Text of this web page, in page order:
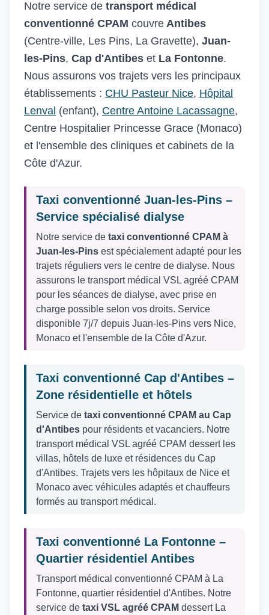
Notre service de transport médical
conventionné CPAM couvre Antibes
(Centre-ville, Les Pins, La Gravette), Juan-
les-Pins, Cap d'Antibes et La Fontonne.
Nous assurons vos trajets vers les principaux
établissements : CHU Pasteur Nice, Hôpital
Lenval (enfant), Centre Antoine Lacassagne,
Centre Hospitalier Princesse Grace (Monaco)
et l'ensemble des cliniques et cabinets de la
Côte d'Azur.
Taxi conventionné Juan-les-Pins –
Service spécialisé dialyse
Notre service de taxi conventionné CPAM à
Juan-les-Pins est spécialement adapté pour les
trajets réguliers vers le centre de dialyse. Nous
assurons le transport médical VSL agréé CPAM
pour les séances de dialyse, avec prise en
charge possible selon vos droits. Service
disponible 7j/7 depuis Juan-les-Pins vers Nice,
Monaco et l'ensemble de la Côte d'Azur.
Taxi conventionné Cap d'Antibes –
Zone résidentielle et hôtels
Service de taxi conventionné CPAM au Cap
d'Antibes pour résidents et vacanciers. Notre
transport médical VSL agréé CPAM dessert les
villas, hôtels de luxe et résidences du Cap
d'Antibes. Trajets vers les hôpitaux de Nice et
Monaco avec véhicules adaptés et chauffeurs
formés au transport médical.
Taxi conventionné La Fontonne –
Quartier résidentiel Antibes
Transport médical conventionné CPAM à La
Fontonne, quartier résidentiel d'Antibes. Notre
service de taxi VSL agréé CPAM dessert La